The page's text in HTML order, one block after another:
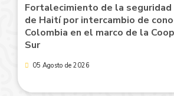
Fortalecimiento de la
de Haití por intercambio de
Colombia en el marco de la
Sur
05 Agosto de 2026